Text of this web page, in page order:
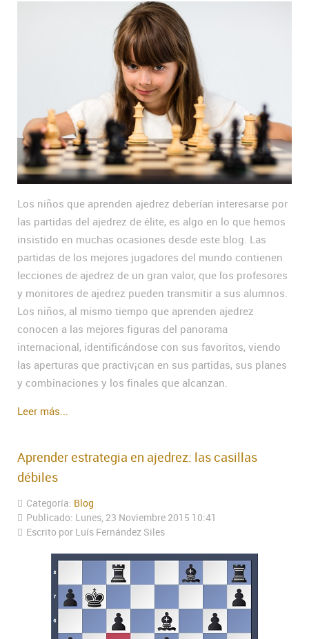
Los niños que aprenden ajedrez deberían interesarse por
las partidas del ajedrez de élite, es algo en lo que hemos
insistido en muchas ocasiones desde este blog. Las
partidas de los mejores jugadores del mundo contienen
lecciones de ajedrez de un gran valor, que los profesores
y monitores de ajedrez pueden transmitir a sus alumnos.
Los niños, al mismo tiempo que aprenden ajedrez
conocen a las mejores figuras del panorama
internacional, identificándose con sus favoritos, viendo
las aperturas que practiv¡can en sus partidas, sus planes
y combinaciones y los finales que alcanzan.
Leer más...
Aprender estrategia en ajedrez: las casillas
débiles
Categoría: Blog
Publicado: Lunes, 23 Noviembre 2015 10:41
Escrito por Luís Fernández Siles